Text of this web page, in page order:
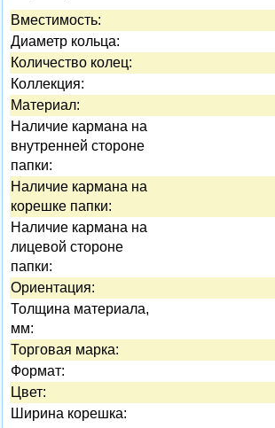
Вместимость:
Диаметр кольца:
Количество колец:
Коллекция:
Материал:
Наличие кармана на
внутренней стороне
папки:
Наличие кармана на
корешке папки:
Наличие кармана на
лицевой стороне
папки:
Ориентация:
Толщина материала,
мм:
Торговая марка:
Формат:
Цвет:
Ширина корешка: